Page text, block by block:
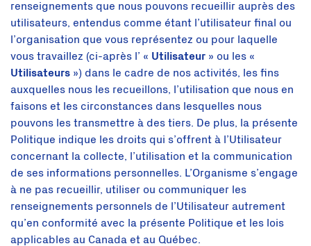
renseignements que nous pouvons recueillir auprès des
utilisateurs, entendus comme étant l’utilisateur final ou
l’organisation que vous représentez ou pour laquelle
vous travaillez (ci-après l’ « Utilisateur » ou les «
Utilisateurs ») dans le cadre de nos activités, les fins
auxquelles nous les recueillons, l’utilisation que nous en
faisons et les circonstances dans lesquelles nous
pouvons les transmettre à des tiers. De plus, la présente
Politique indique les droits qui s’offrent à l’Utilisateur
concernant la collecte, l’utilisation et la communication
de ses informations personnelles. L’Organisme s’engage
à ne pas recueillir, utiliser ou communiquer les
renseignements personnels de l’Utilisateur autrement
qu’en conformité avec la présente Politique et les lois
applicables au Canada et au Québec.